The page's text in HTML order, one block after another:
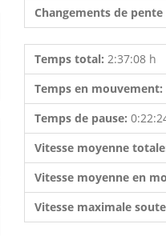
Changements de
Temps total: 2:37:08 h
Temps en mouvement:
Temps de pause:
Vitesse moyenne
Vitesse moyenne en
Vitesse maximale